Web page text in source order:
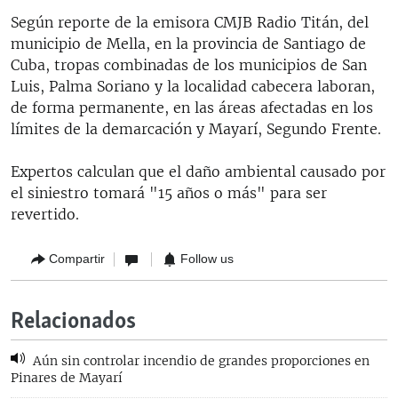
Según reporte de la emisora CMJB Radio Titán, del
municipio de Mella, en la provincia de Santiago de
Cuba, tropas combinadas de los municipios de San
Luis, Palma Soriano y la localidad cabecera laboran,
de forma permanente, en las áreas afectadas en los
límites de la demarcación y Mayarí, Segundo Frente.
Expertos calculan que el daño ambiental causado por
el siniestro tomará "15 años o más" para ser
revertido.
Compartir Follow us
Relacionados
Aún sin controlar incendio de grandes proporciones en
Pinares de Mayarí